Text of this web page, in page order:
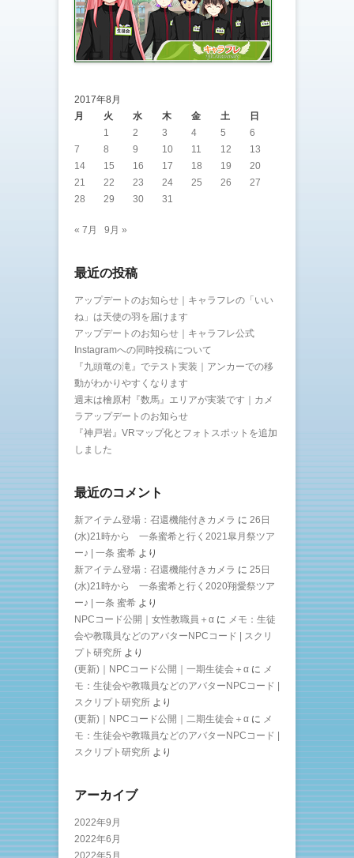
2017年8月
月
火 水 木 金 土
日
1
2 3 4 5
6
7
8 9 10 11 12
13
14
15 16 17 18 19
20
21
22 23 24 25 26
27
28
29 30 31
« 7月 9月 »
最近の投稿
アップデートのお知らせ｜キャラフレの「いい
ね」は天使の羽を届けます
アップデートのお知らせ｜キャラフレ公式
Instagramへの同時投稿について
『九頭竜の滝』でテスト実装｜アンカーでの移
動がわかりやすくなります
週末は檜原村『数馬』エリアが実装です｜カメ
ラアップデートのお知らせ
『神戸岩』VRマップ化とフォトスポットを追加
しました
最近のコメント
新アイテム登場：召還機能付きカメラ に 26日
(水)21時から 一条蜜希と行く2021皐月祭ツア
ー♪ | 一条 蜜希 より
新アイテム登場：召還機能付きカメラ に 25日
(水)21時から 一条蜜希と行く2020翔愛祭ツア
ー♪ | 一条 蜜希 より
NPCコード公開｜女性教職員＋α に メモ：生徒
会や教職員などのアバターNPCコード | スクリ
プト研究所 より
(更新)｜NPCコード公開｜一期生徒会＋α に メ
モ：生徒会や教職員などのアバターNPCコード |
スクリプト研究所 より
(更新)｜NPCコード公開｜二期生徒会＋α に メ
モ：生徒会や教職員などのアバターNPCコード |
スクリプト研究所 より
アーカイブ
2022年9月
2022年6月